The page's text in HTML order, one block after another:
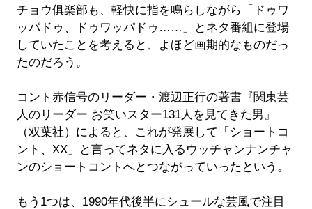
チョウ俱楽部も、軽快に指を鳴らしながら「ドゥワ
ッパドゥ、ドゥワッパドゥ……」とネタ番組に登場
していたことを考えると、よほど画期的なものだっ
たのだろう。
コント赤信号のリーダー・渡辺正行の著書『関東芸
人のリーダー お笑いスター131人を見てきた男』
（双葉社）によると、これが発展して「ショートコ
ント、XX」と言ってネタに入るウッチャンナンチャ
ンのショートコントへとつながっていったという。
もう1つは、1990年代後半にシュールな芸風で注目